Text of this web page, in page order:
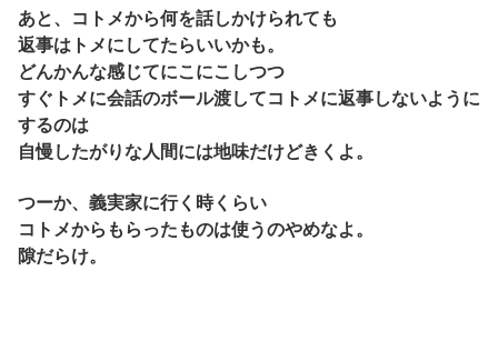
あと、コトメから何を話しかけられても
返事はトメにしてたらいいかも。
どんかんな感じてにこにこしつつ
すぐトメに会話のボール渡してコトメに返事しないように
するのは
自慢したがりな人間には地味だけどきくよ。
つーか、義実家に行く時くらい
コトメからもらったものは使うのやめなよ。
隙だらけ。